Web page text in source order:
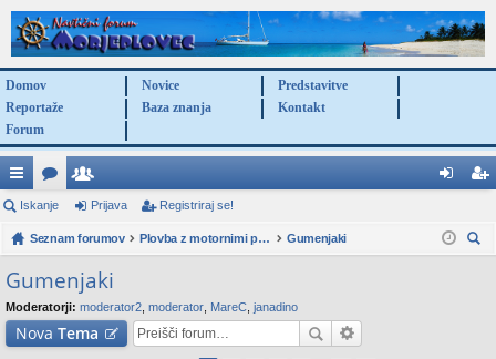
Domov Novice
Predstavitve
Reportaže
Baza znanja
Kontakt
Forum
itr
e
po
ve
za
or
u
po
ra
bn
iki
av ist
Iskanje Prijava Registriraj se!
Seznam forumov Plovba z motornimi plovili in jadrnicami
Gumenjaki
Gumenjaki
Moderatorji: moderator2 moderator MareC janadino
Nova Tema